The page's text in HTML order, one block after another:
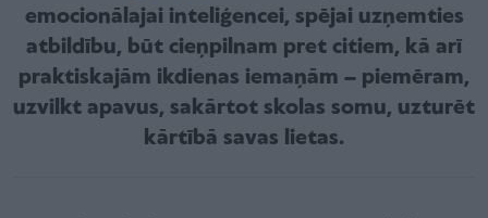
emocionālajai inteliģencei, spējai uzņemties
atbildību, būt cieņpilnam pret citiem, kā arī
praktiskajām ikdienas iemaņām – piemēram,
uzvilkt apavus, sakārtot skolas somu, uzturēt
kārtībā savas lietas.